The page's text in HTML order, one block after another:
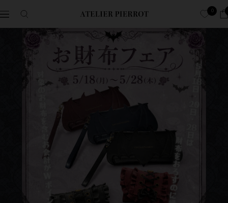
텐
츠
항
해
ATELIER-
PIERROT
ト
リ
エ
0